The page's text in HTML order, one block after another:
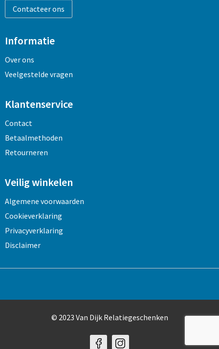
Contacteer ons
Informatie
Over ons
Veelgestelde vragen
Klantenservice
Contact
Betaalmethoden
Retourneren
Veilig winkelen
Algemene voorwaarden
Cookieverklaring
Privacyverklaring
Disclaimer
© 2023 Van Dijk Relatiegeschenken